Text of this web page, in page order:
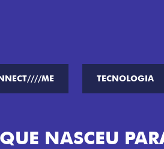
ME TECNOLOGIA
LOLLABR